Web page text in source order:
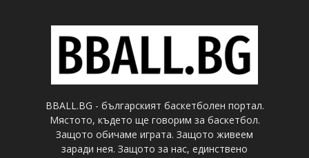
BBALL.BG - българският баскетболен портал.
Мястото, където ще говорим за баскетбол.
Защото обичаме играта. Защото живеем
заради нея. Защото за нас, единствено